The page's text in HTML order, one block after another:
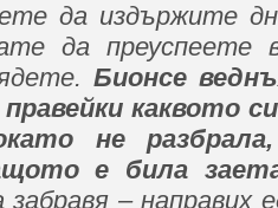
да издържите
да
Бионсе
каквото
не
е била
– направих